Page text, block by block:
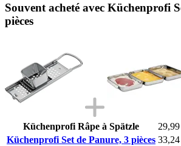
Souvent acheté avec Küchenprofi
pièces
Küchenprofi Râpe à Spätzle
Küchenprofi Set de Panure, 3 pièces